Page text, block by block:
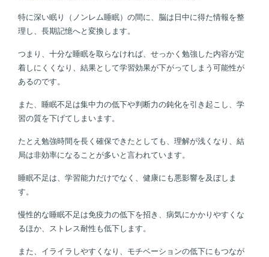
特に深い眠り（ノンレム睡眠）の間に、脳は日中に得た情報を整
理し、長期記憶へと変換します。
つまり、十分な睡眠を取らなければ、せっかく勉強した内容が定
着しにくくなり、結果として学習効果が下がってしまう可能性が
あるのです。
また、睡眠不足は集中力の低下や判断力の鈍化を引き起こし、学
習の質を下げてしまいます。
たとえ勉強時間を長く確保できたとしても、理解が浅くなり、結
局は非効率になることが多いと言われています。
睡眠不足は、学習能力だけでなく、健康にも悪影響を及ぼしま
す。
慢性的な睡眠不足は免疫力の低下を招き、病気にかかりやすくな
るほか、ストレス耐性も低下します。
また、イライラしやすくなり、モチベーションの低下にもつなが